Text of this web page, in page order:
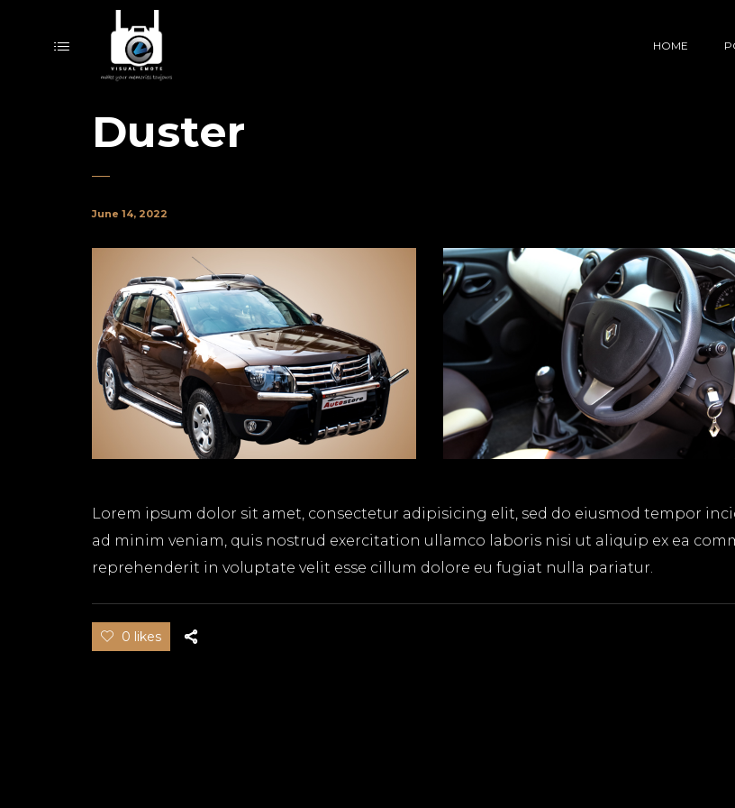
HOME
Duster
June 14, 2022
Lorem ipsum dolor sit amet, consectetur adipisicing elit, sed do eiusmod tempor
ad minim veniam, quis nostrud exercitation ullamco laboris nisi ut aliquip ex ea
reprehenderit in voluptate velit esse cillum dolore eu fugiat nulla pariatur.
0 likes